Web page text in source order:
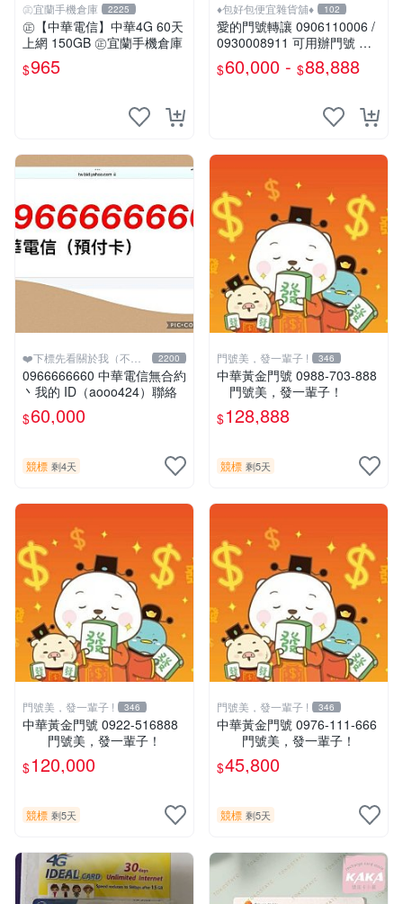
㊣宜蘭手機倉庫 2225
㊣【中華電信】中華4G 60天
上網 150GB ㊣宜蘭手機倉庫
$965
♦包好包便宜雜貨舖♦ 102
愛的門號轉讓 0906110006 /
0930008911 可用辦門號 數
字磁場門號 相伴一生的好門
號 需過戶無合約
$60,000 - $88,888
❤️下標先看關於我（不要
先下標）
2200
0966666660 中華電信無合約
丶我的 ID（aooo424）聯絡
$60,000
競標 剩4天
門號美，發一輩子 ! 346
中華黃金門號 0988-703-888
門號美，發一輩子！
$128,888
競標 剩5天
門號美，發一輩子 ! 346
中華黃金門號 0922-516888
門號美，發一輩子！
$120,000
競標 剩5天
門號美，發一輩子 ! 346
中華黃金門號 0976-111-666
門號美，發一輩子！
$45,800
競標 剩5天